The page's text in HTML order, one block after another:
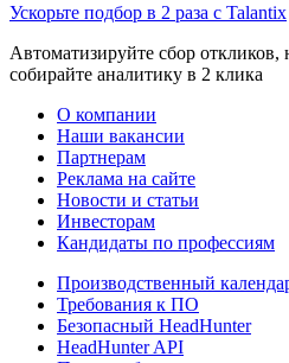
Ускорьте подбор в 2 раза с Talantix
Автоматизируйте сбор откликов,
собирайте аналитику в 2 клика
О компании
Наши вакансии
Партнерам
Реклама на сайте
Новости и статьи
Инвесторам
Кандидаты по профессиям
Производственный
Требования к ПО
Безопасный HeadHunter
HeadHunter API